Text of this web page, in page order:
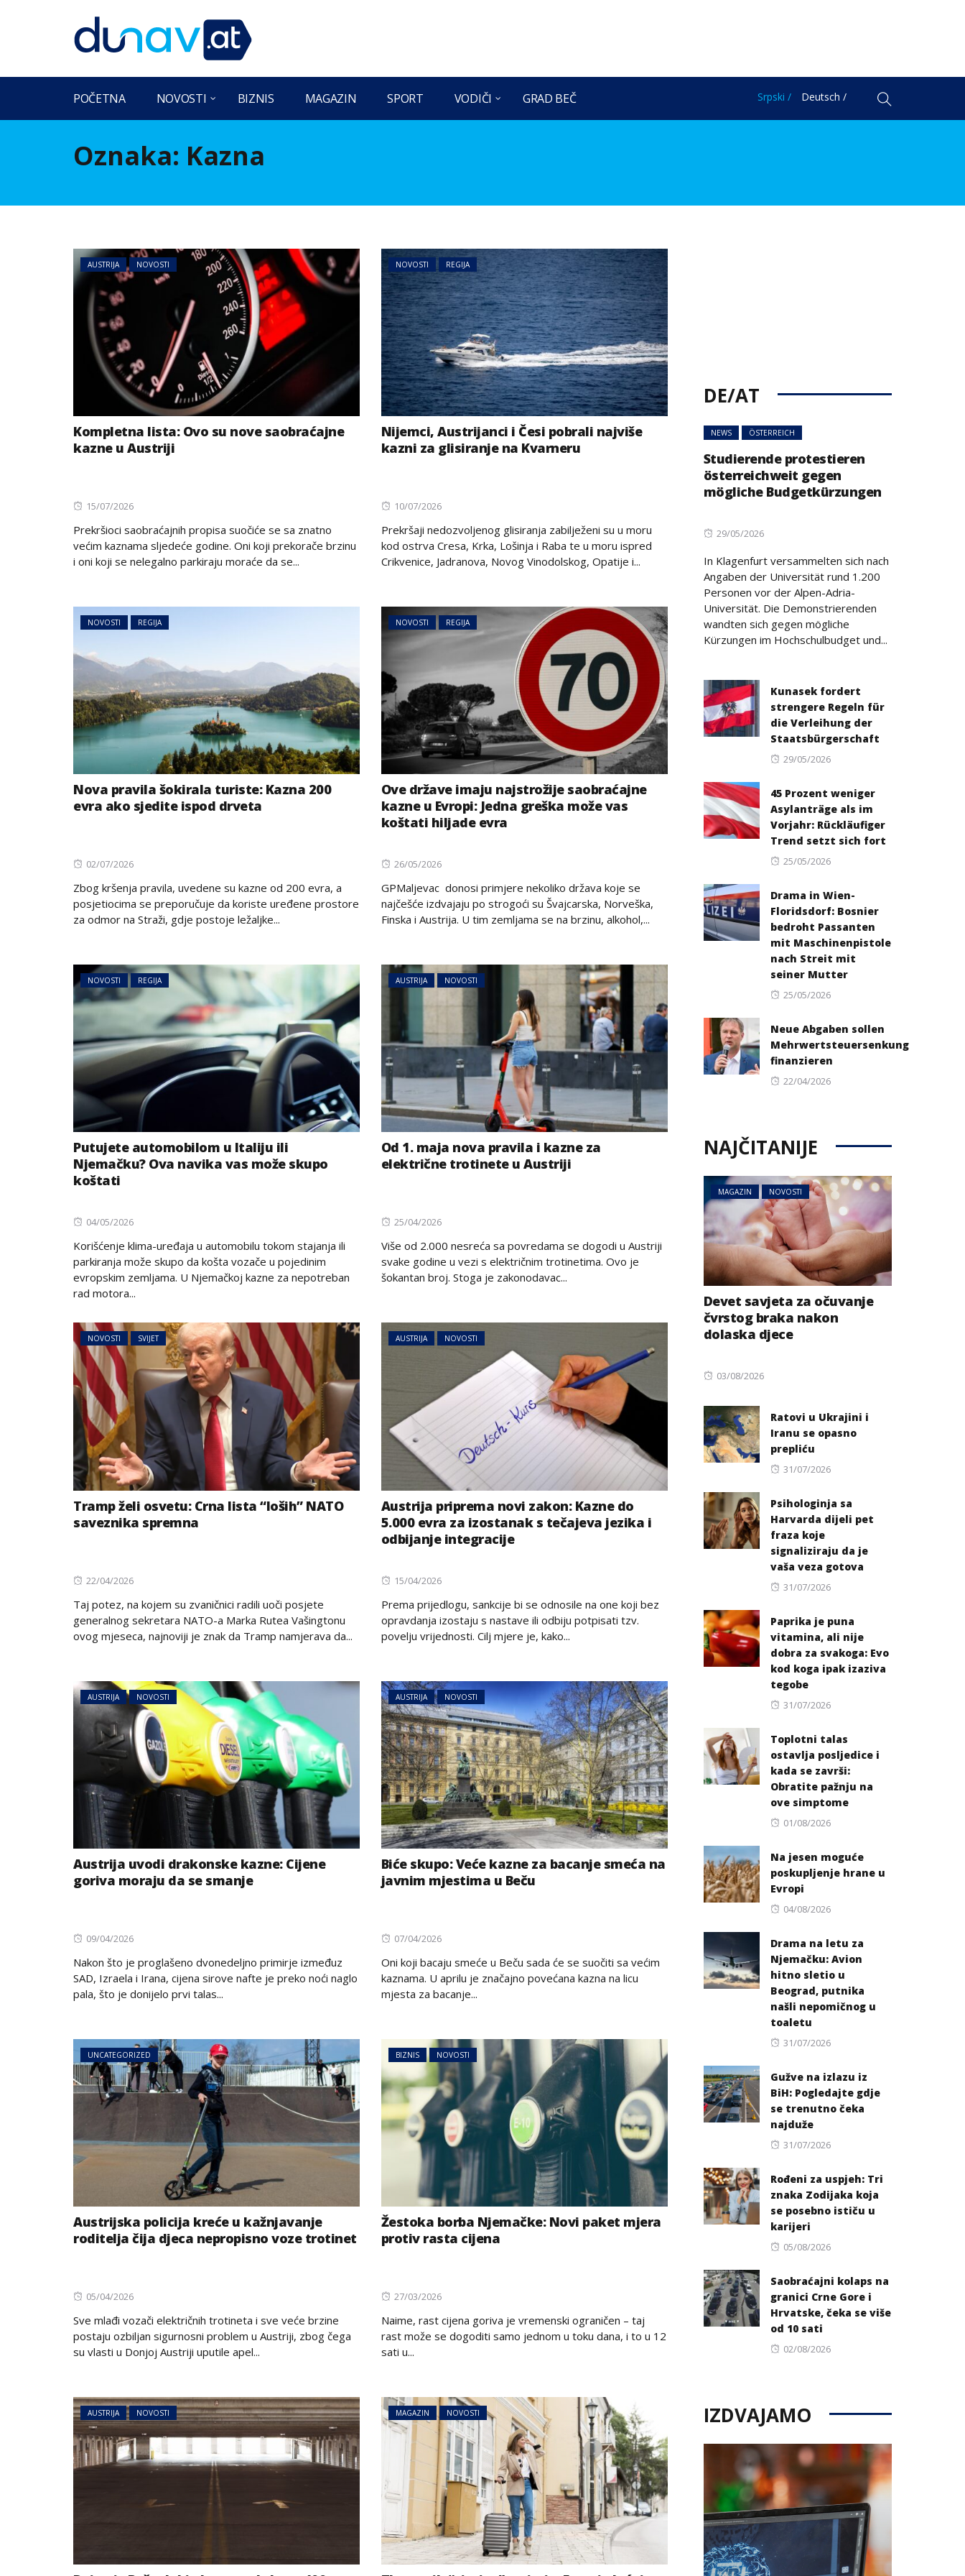
POČETNA NOVOSTI BIZNIS MAGAZIN SPORT VODIČI GRAD BEČ Srpski / Deutsch /
Oznaka: Kazna
AUSTRIJA NOVOSTI
Kompletna lista: Ovo su nove saobraćajne
kazne u Austriji
Posted
15/07/2026
Prekršioci saobraćajnih propisa suočiće se sa znatno
većim kaznama sljedeće godine. Oni koji prekorače brzinu
i oni koji se nelegalno parkiraju moraće da se...
NOVOSTI REGIJA
Nijemci, Austrijanci i Česi pobrali najviše
kazni za glisiranje na Kvarneru
Posted
10/07/2026
Prekršaji nedozvoljenog glisiranja zabilježeni su u moru
kod ostrva Cresa, Krka, Lošinja i Raba te u moru ispred
Crikvenice, Jadranova, Novog Vinodolskog, Opatije i...
NOVOSTI REGIJA
Nova pravila šokirala turiste: Kazna 200
evra ako sjedite ispod drveta
Posted
02/07/2026
Zbog kršenja pravila, uvedene su kazne od 200 evra, a
posjetiocima se preporučuje da koriste uređene prostore
za odmor na Straži, gdje postoje ležaljke...
NOVOSTI REGIJA
Ove države imaju najstrožije saobraćajne
kazne u Evropi: Jedna greška može vas
koštati hiljade evra
Posted
26/05/2026
GPMaljevac donosi primjere nekoliko država koje se
najčešće izdvajaju po strogoći su Švajcarska, Norveška,
Finska i Austrija. U tim zemljama se na brzinu, alkohol,...
NOVOSTI REGIJA
Putujete automobilom u Italiju ili
Njemačku? Ova navika vas može skupo
koštati
Posted
on
04/05/2026
Korišćenje klima-uređaja u automobilu tokom stajanja ili
parkiranja može skupo da košta vozače u pojedinim
evropskim zemljama. U Njemačkoj kazne za nepotreban
rad motora...
AUSTRIJA NOVOSTI
Od 1. maja nova pravila i kazne za
električne trotinete u Austriji
Posted
on
25/04/2026
Više od 2.000 nesreća sa povredama se dogodi u Austriji
svake godine u vezi s električnim trotinetima. Ovo je
šokantan broj. Stoga je zakonodavac...
NOVOSTI SVIJET
Tramp želi osvetu: Crna lista “loših” NATO
saveznika spremna
Posted
22/04/2026
Taj potez, na kojem su zvaničnici radili uoči posjete
generalnog sekretara NATO-a Marka Rutea Vašingtonu
ovog mjeseca, najnoviji je znak da Tramp namjerava da...
AUSTRIJA NOVOSTI
Austrija priprema novi zakon: Kazne do
5.000 evra za izostanak s tečajeva jezika i
odbijanje integracije
Posted
15/04/2026
Prema prijedlogu, sankcije bi se odnosile na one koji bez
opravdanja izostaju s nastave ili odbiju potpisati tzv.
povelju vrijednosti. Cilj mjere je, kako...
AUSTRIJA NOVOSTI
Austrija uvodi drakonske kazne: Cijene
goriva moraju da se smanje
Posted
09/04/2026
Nakon što je proglašeno dvonedeljno primirje izmeđuz
SAD, Izraela i Irana, cijena sirove nafte je preko noći naglo
pala, što je donijelo prvi talas...
AUSTRIJA NOVOSTI
Biće skupo: Veće kazne za bacanje smeća na
javnim mjestima u Beču
Posted
07/04/2026
Oni koji bacaju smeće u Beču sada će se suočiti sa većim
kaznama. U aprilu je značajno povećana kazna na licu
mjesta za bacanje...
UNCATEGORIZED
Austrijska policija kreće u kažnjavanje
roditelja čija djeca nepropisno voze trotinet
Posted
05/04/2026
Sve mlađi vozači električnih trotineta i sve veće brzine
postaju ozbiljan sigurnosni problem u Austriji, zbog čega
su vlasti u Donjoj Austriji uputile apel...
BIZNIS NOVOSTI
Žestoka borba Njemačke: Novi paket mjera
protiv rasta cijena
Posted
27/03/2026
Naime, rast cijena goriva je vremenski ograničen – taj
rast može se dogoditi samo jednom u toku dana, i to u 12
sati u...
AUSTRIJA NOVOSTI MAGAZIN NOVOSTI
DE/AT
NEWS ÖSTERREICH
Studierende protestieren
österreichweit gegen
mögliche Budgetkürzungen
Posted
29/05/2026
In Klagenfurt versammelten sich nach
Angaben der Universität rund 1.200
Personen vor der Alpen-Adria-
Universität. Die Demonstrierenden
wandten sich gegen mögliche
Kürzungen im Hochschulbudget und...
Kunasek fordert
strengere Regeln für
die Verleihung der
Staatsbürgerschaft
Posted
29/05/2026
45 Prozent weniger
Asylanträge als im
Vorjahr: Rückläufiger
Trend setzt sich fort
Posted
25/05/2026
Drama in Wien-
Floridsdorf: Bosnier
bedroht Passanten
mit Maschinenpistole
nach Streit mit
seiner Mutter
Posted
25/05/2026
Neue Abgaben sollen
Mehrwertsteuersenkung
finanzieren
Posted
22/04/2026
NAJČITANIJE
MAGAZIN NOVOSTI
Devet savjeta za očuvanje
čvrstog braka nakon
dolaska djece
Posted
03/08/2026
Ratovi u Ukrajini i
Iranu se opasno
prepliću
Posted
31/07/2026
Psihologinja sa
Harvarda dijeli pet
fraza koje
signaliziraju da je
vaša veza gotova
Posted
31/07/2026
Paprika je puna
vitamina, ali nije
dobra za svakoga: Evo
kod koga ipak izaziva
tegobe
Posted
31/07/2026
Toplotni talas
ostavlja posljedice i
kada se završi:
Obratite pažnju na
ove simptome
Posted
01/08/2026
Na jesen moguće
poskupljenje hrane u
Evropi
Posted
04/08/2026
Drama na letu za
Njemačku: Avion
hitno sletio u
Beograd, putnika
našli nepomičnog u
toaletu
Posted
31/07/2026
Gužve na izlazu iz
BiH: Pogledajte gdje
se trenutno čeka
najduže
Posted
31/07/2026
Rođeni za uspjeh: Tri
znaka Zodijaka koja
se posebno ističu u
karijeri
Posted
05/08/2026
Saobraćajni kolaps na
granici Crne Gore i
Hrvatske, čeka se više
od 10 sati
Posted
02/08/2026
IZDVAJAMO